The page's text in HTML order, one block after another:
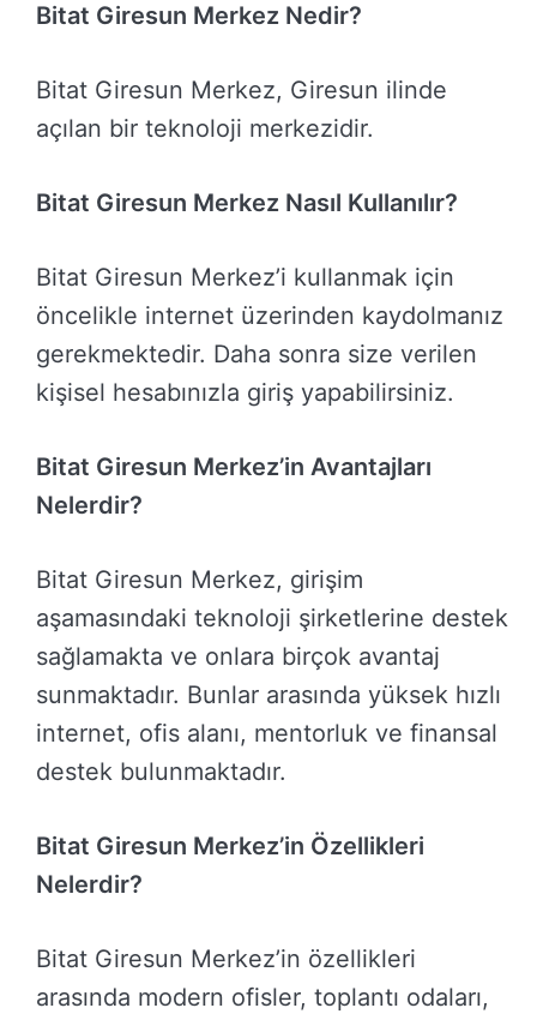
Bitat Giresun Merkez Nedir?
Bitat Giresun Merkez, Giresun ilinde
açılan bir teknoloji merkezidir.
Bitat Giresun Merkez Nasıl Kullanılır?
Bitat Giresun Merkez’i kullanmak için
öncelikle internet üzerinden kaydolmanız
gerekmektedir. Daha sonra size verilen
kişisel hesabınızla giriş yapabilirsiniz.
Bitat Giresun Merkez’in Avantajları
Nelerdir?
Bitat Giresun Merkez, girişim
aşamasındaki teknoloji şirketlerine destek
sağlamakta ve onlara birçok avantaj
sunmaktadır. Bunlar arasında yüksek hızlı
internet, ofis alanı, mentorluk ve finansal
destek bulunmaktadır.
Bitat Giresun Merkez’in Özellikleri
Nelerdir?
Bitat Giresun Merkez’in özellikleri
arasında modern ofisler, toplantı odaları,